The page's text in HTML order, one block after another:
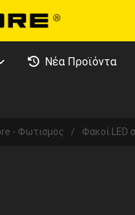
Νέα Προϊόντα
- Φωτισμός / Φακοί LED